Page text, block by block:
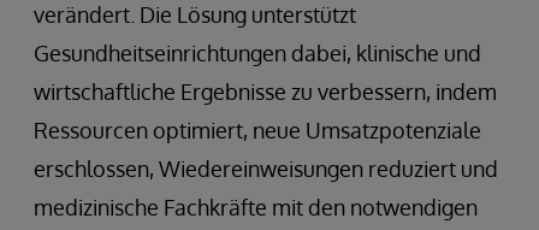
verändert. Die Lösung unterstützt
Gesundheitseinrichtungen dabei, klinische und
wirtschaftliche Ergebnisse zu verbessern, indem
Ressourcen optimiert, neue Umsatzpotenziale
erschlossen, Wiedereinweisungen reduziert und
medizinische Fachkräfte mit den notwendigen